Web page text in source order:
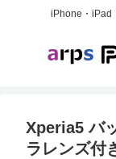
iPhone・iPad
Xperia5 バ
ラレンズ付